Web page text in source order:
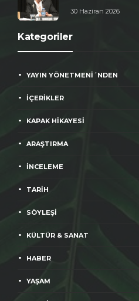
30 Haziran 2026
Kategoriler
YAYIN YÖNETMENİ´NDEN
İÇERİKLER
KAPAK HİKAYESİ
ARAŞTIRMA
İNCELEME
TARİH
SÖYLEŞİ
KÜLTÜR & SANAT
HABER
YAŞAM